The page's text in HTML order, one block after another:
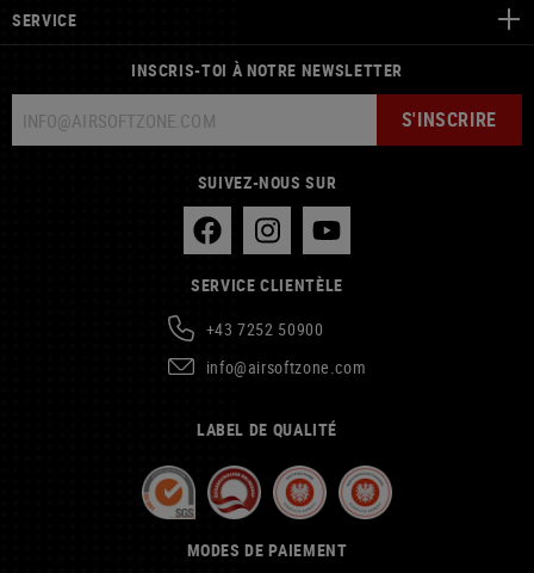
SERVICE
INSCRIS-TOI À NOTRE NEWSLETTER
S'INSCRIRE
SUIVEZ-NOUS SUR
SERVICE CLIENTÈLE
+43 7252 50900
info@airsoftzone.com
LABEL DE QUALITÉ
MODES DE PAIEMENT